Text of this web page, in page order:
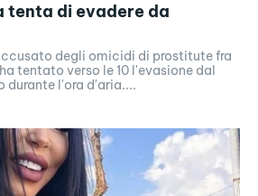
tenta di evadere da
degli omicidi di prostitute fra
tentato verso le 10 l'evasione dal
durante l'ora d'aria....